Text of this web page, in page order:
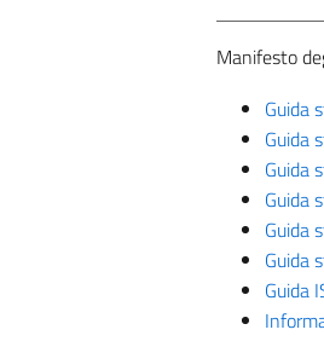
Manifesto
Guida
Guida
Guida
Guida
Guida
Guida
Guida